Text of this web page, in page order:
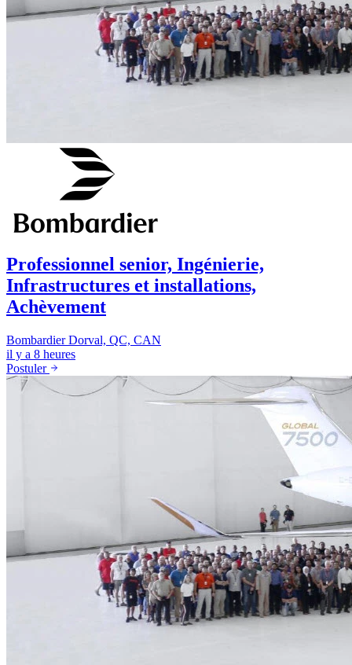
Professionnel senior, Ingénierie,
Infrastructures et installations,
Achèvement
Bombardier Dorval, QC, CAN
il y a 8 heures
Postuler